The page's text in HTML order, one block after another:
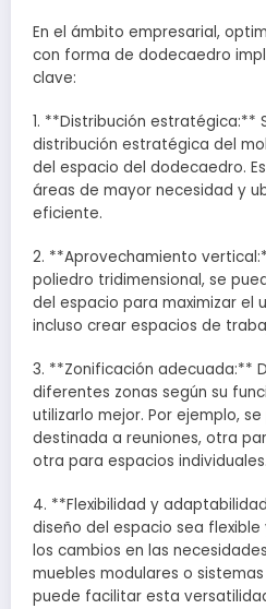
En el ámbito empresarial,
con forma de dodecaedro
clave:
1. **Distribución estratégica:**
distribución estratégica del
del espacio del dodecaedro.
áreas de mayor necesidad y
eficiente.
2. **Aprovechamiento
poliedro tridimensional, se
del espacio para maximizar el
incluso crear espacios de
3. **Zonificación adecuada:**
diferentes zonas según su
utilizarlo mejor. Por ejemplo,
destinada a reuniones, otra
otra para espacios individuales.
4. **Flexibilidad y
diseño del espacio sea
los cambios en las
muebles modulares o
puede facilitar esta